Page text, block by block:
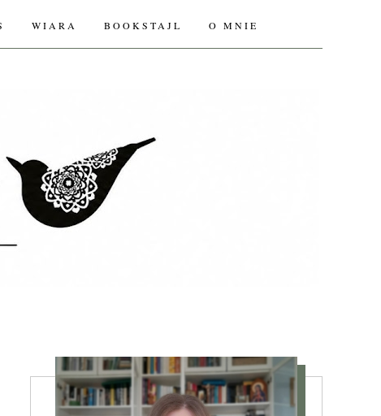
WIARA BOOKSTAJL O MNIE